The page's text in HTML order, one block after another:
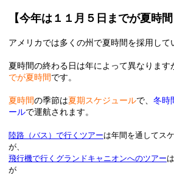
【今年は１１月５日までが夏時間
アメリカでは多くの州で夏時間を採用して
夏時間の終わる日は年によって異なります
でが夏時間です。
夏時間の季節は夏期スケジュールで、 冬時
ールで運航されます。
陸路（バス）で行くツアーは年間を通してス
が、
飛行機で行くグランドキャニオンへのツアー
が